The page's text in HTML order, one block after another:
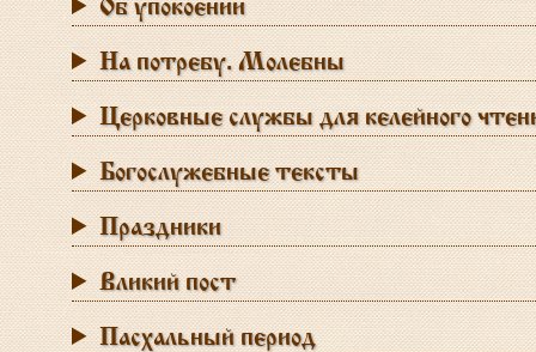
Об упокоении
На потребу. Молебны
Церковные службы для келейного
Богослужебные тексты
Праздники
Вликий пост
Пасхальный период